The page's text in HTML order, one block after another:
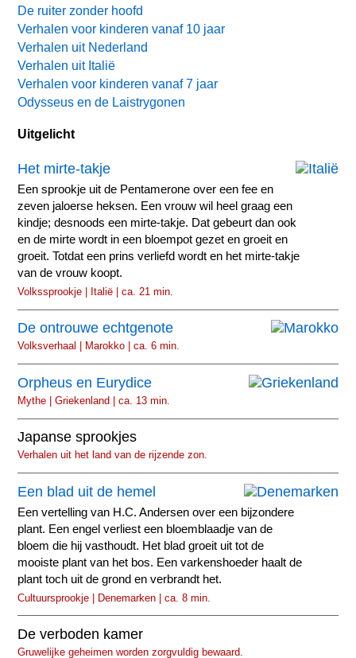
De ruiter zonder hoofd
Verhalen voor kinderen vanaf 10 jaar
Verhalen uit Nederland
Verhalen uit Italië
Verhalen voor kinderen vanaf 7 jaar
Odysseus en de Laistrygonen
Uitgelicht
Het mirte-takje
Een sprookje uit de Pentamerone over een fee en
zeven jaloerse heksen. Een vrouw wil heel graag een
kindje; desnoods een mirte-takje. Dat gebeurt dan ook
en de mirte wordt in een bloempot gezet en groeit en
groeit. Totdat een prins verliefd wordt en het mirte-takje
van de vrouw koopt.
Volkssprookje | Italië | ca. 21 min.
De ontrouwe echtgenote
Volksverhaal | Marokko | ca. 6 min.
Orpheus en Eurydice
Mythe | Griekenland | ca. 13 min.
Japanse sprookjes
Verhalen uit het land van de rijzende zon.
Een blad uit de hemel
Een vertelling van H.C. Andersen over een bijzondere
plant. Een engel verliest een bloemblaadje van de
bloem die hij vasthoudt. Het blad groeit uit tot de
mooiste plant van het bos. Een varkenshoeder haalt de
plant toch uit de grond en verbrandt het.
Cultuursprookje | Denemarken | ca. 8 min.
De verboden kamer
Gruwelijke geheimen worden zorgvuldig bewaard.